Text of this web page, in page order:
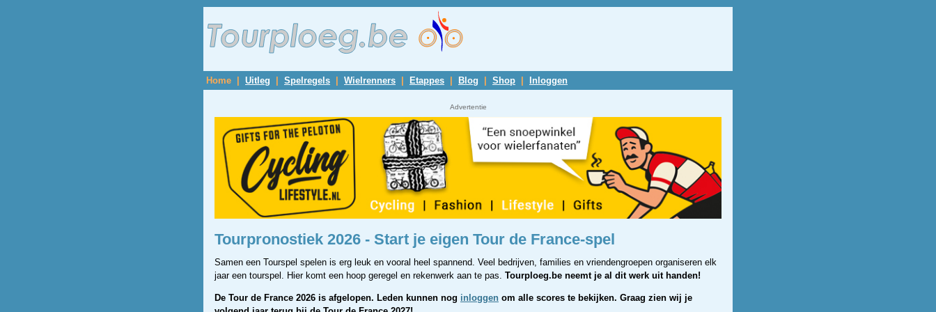
Home Uitleg Spelregels Wielrenners Etappes Blog Shop Inloggen
Advertentie
Tourpronostiek 2026 - Start je eigen Tour de France-spel
Samen een Tourspel spelen is erg leuk en vooral heel spannend. Veel bedrijven, families en vriendengroepen organiseren elk
jaar een tourspel. Hier komt een hoop geregel en rekenwerk aan te pas. Tourploeg.be neemt je al dit werk uit handen!
De Tour de France 2026 is afgelopen. Leden kunnen nog inloggen om alle scores te bekijken. Graag zien wij je